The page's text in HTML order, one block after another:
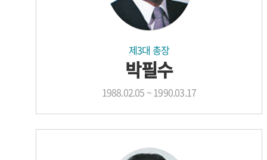
제3대 총장
박필수
1988.02.05 ~ 1990.03.17